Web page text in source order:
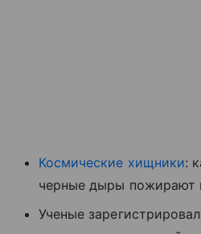
Космические хищники:
черные дыры пожирают
Ученые